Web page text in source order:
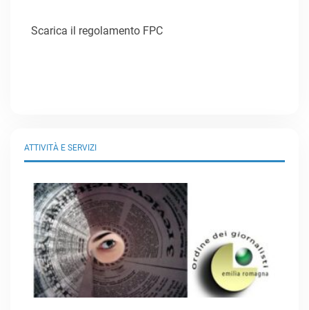
Scarica il regolamento FPC
ATTIVITÀ E SERVIZI